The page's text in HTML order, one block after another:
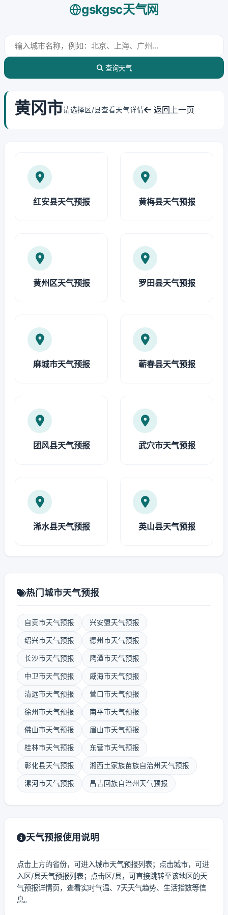
gskgsc天气网
查询天气
黄冈市请选择区/县查看天气详情 返回上一页
红安县天气预报 黄梅县天气预报
黄州区天气预报 罗田县天气预报
麻城市天气预报 蕲春县天气预报
团风县天气预报 武穴市天气预报
浠水县天气预报 英山县天气预报
热门城市天气预报
自贡市天气预报 兴安盟天气预报
绍兴市天气预报 德州市天气预报
长沙市天气预报 鹰潭市天气预报
中卫市天气预报 威海市天气预报
清远市天气预报 营口市天气预报
徐州市天气预报 南平市天气预报
佛山市天气预报 眉山市天气预报
桂林市天气预报 东营市天气预报
彰化县天气预报 湘西土家族苗族自治州天气预报
漯河市天气预报 昌吉回族自治州天气预报
天气预报使用说明
点击上方的省份，可进入城市天气预报列表；点击城市，可进
入区/县天气预报列表；点击区/县，可直接跳转至该地区的天
气预报详情页，查看实时气温、7天天气趋势、生活指数等信
息。